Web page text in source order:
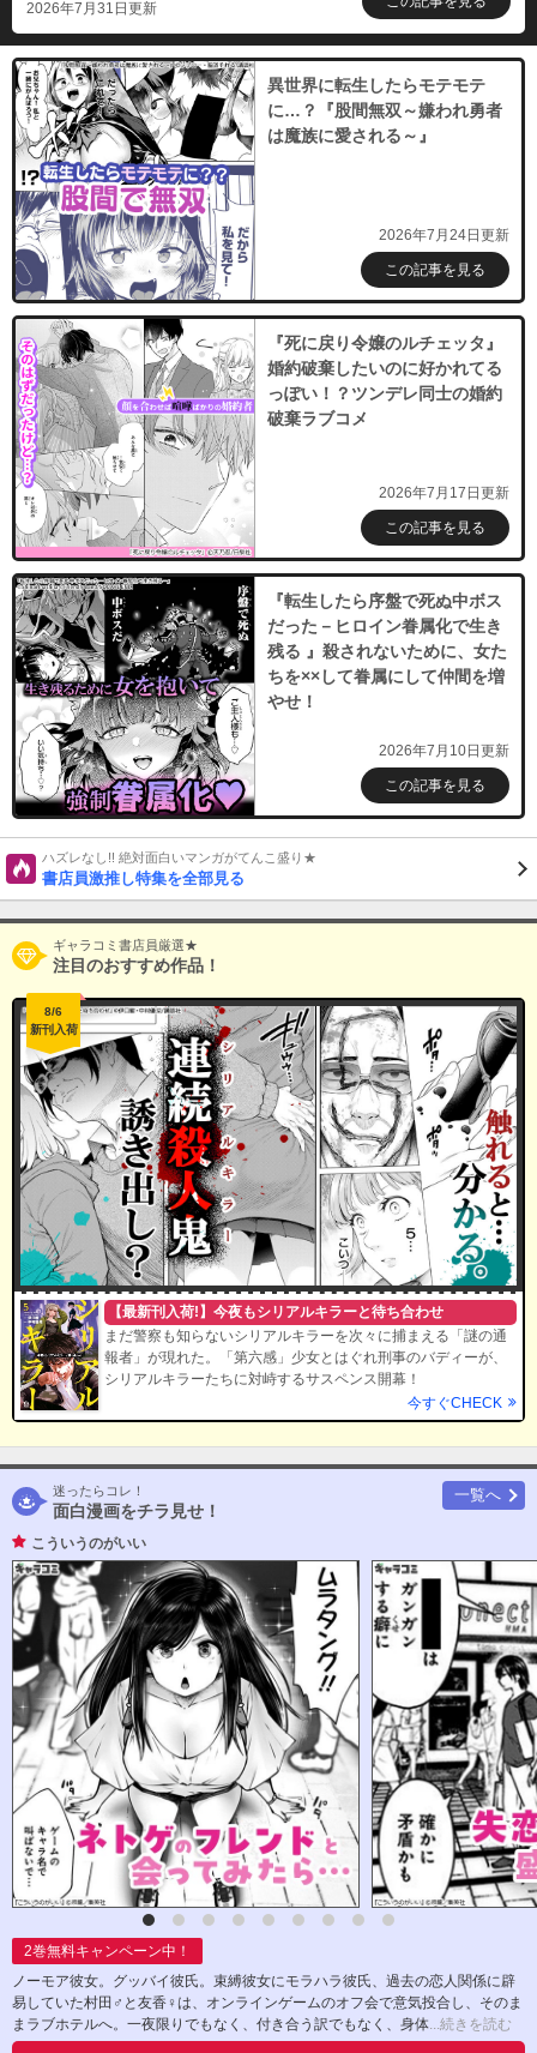
（１４）
必要ポイント：690
購入する
（１５）
必要ポイント：
購入する
（１６）
必要ポイント：690
購入する
（１７）
必要ポイント：
購入する
（１８）
必要ポイント： 690
購入する
2026年7月31日更新
異世界に転生したらモテモテ
に…？『股間無双～嫌われ勇者
は魔族に愛される～』
2026年7月24日更新
この記事を見る
『死に戻り令嬢のルチェッタ』
婚約破棄したいのに好かれてる
っぽい！？ツンデレ同士の婚約
破棄ラブコメ
2026年7月17日更新
この記事を見る
『転生したら序盤で死ぬ中ボス
だった－ヒロイン眷属化で生き
残る 』殺されないために、女た
ちを××して眷属にして仲間を増
やせ！
2026年7月10日更新
この記事を見る
ハズレなし!! 絶対面白いマンガがてんこ盛り★
書店員激推し特集を全部見る
ギャラコミ書店員厳選★
注目のおすすめ作品！
8/6
新刊入荷
【最新刊入荷!】今夜もシリアルキラーと待ち合わせ
まだ警察も知らないシリアルキラーを次々に捕まえる「謎の通
報者」が現れた。「第六感」少女とはぐれ刑事のバディーが、
シリアルキラーたちに対峙するサスペンス開幕！
今すぐCHECK
迷ったらコレ！
面白漫画をチラ見せ！
一覧へ
こういうのがいい
2巻無料キャンペーン中！
ノーモア彼女。グッバイ彼氏。束縛彼女にモラハラ彼氏、過去の恋人関係に辟
易していた村田♂と友香♀は、オンラインゲームのオフ会で意気投合し、そのま
まラブホテルへ。一夜限りでもなく、付き合う訳でもなく、身体...続きを読む